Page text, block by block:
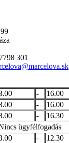
301
-
16.00
-
16.00
-
16.30
ügyfélfogadás
- 12.30